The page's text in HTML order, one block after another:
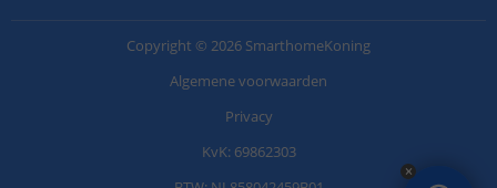
Copyright © 2026 SmarthomeKoning
Algemene voorwaarden
Privacy
KvK: 69862303